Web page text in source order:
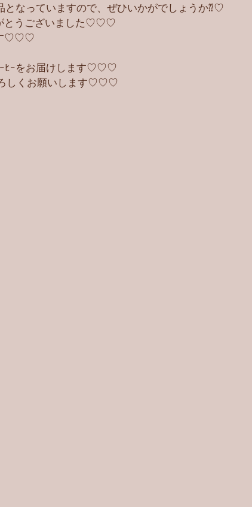
となっていますので、ぜひいかがでしょうか⁇♡
とうございました♡♡♡
す♡♡♡
ｰﾋｰをお届けします♡♡♡
ろしくお願いします♡♡♡